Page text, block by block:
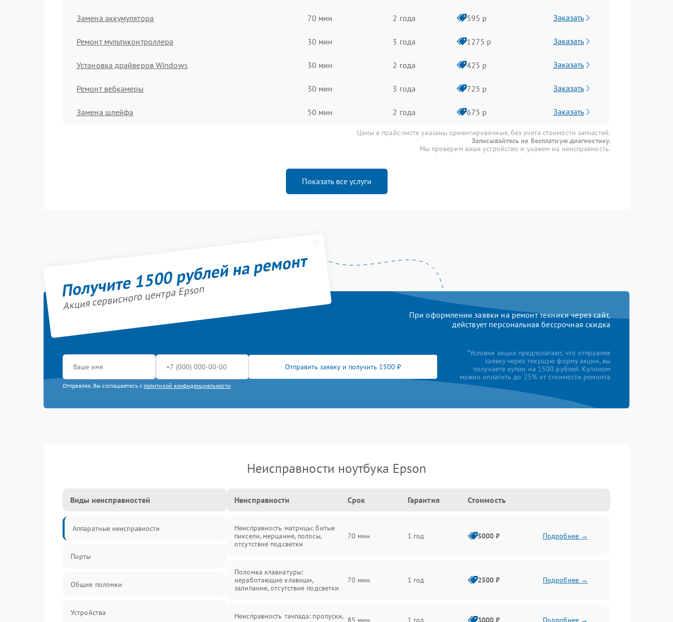
Замена аккумулятора 70 мин 2 года 595 р Заказать
Ремонт мультиконтроллера 30 мин 3 года 1275 р Заказать
Установка драйверов Windows 30 мин 2 года 425 р Заказать
Ремонт вебкамеры 30 мин 3 года 725 р Заказать
Замена шлейфа 50 мин 2 года 675 р Заказать
Цены в прайс-листе указаны ориентировочные, без учета стоимости запчастей.
Записывайтесь на бесплатную диагностику.
Мы проверим ваше устройство и укажем на неисправность.
Показать все услуги
Получите 1500 рублей на ремонт
Акция сервисного центра Epson
При оформлении заявки на ремонт техники через сайт,
действует персональная бессрочная скидка
Отправить заявку и получить 1500 ₽
Отправляя, Вы соглашаетесь с политикой конфиденциальности
*Условия акции предполагают, что отправляя
заявку через текущую форму акции, вы
получаете купон на 1500 рублей. Купоном
можно оплатить до 25% от стоимости ремонта
Неисправности ноутбука Epson
Виды неисправностей
Аппаратные неисправности
Порты
Общие поломки
Устройства
Неисправности Срок Гарантия Стоимость
Неисправность матрицы: битые
пиксели, мерцание, полосы,
отсутствие подсветки
70 мин 1 год 5000 ₽ Подробнее →
Поломка клавиатуры:
неработающие клавиши,
залипание, отсутствие подсветки
70 мин 1 год 2500 ₽ Подробнее →
Неисправность тачпада: пропуски, 85 мин 1 год 3000 ₽ Подробнее →